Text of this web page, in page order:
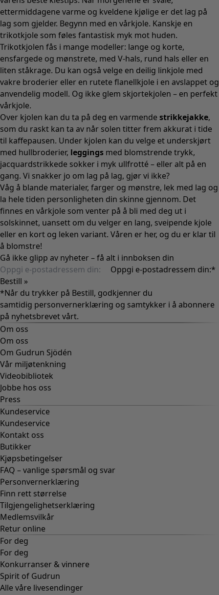
ettermiddagene varme og kveldene kjølige er det lag på
lag som gjelder. Begynn med en vårkjole. Kanskje en
trikotkjole som føles fantastisk myk mot huden.
Trikotkjolen fås i mange modeller: lange og korte,
ensfargede og mønstrete, med V-hals, rund hals eller en
liten ståkrage. Du kan også velge en deilig linkjole med
vakre broderier eller en rutete flanellkjole i en avslappet og
anvendelig modell. Og ikke glem skjortekjolen – en perfekt
vårkjole.
Over kjolen kan du ta på deg en varmende strikkejakke,
som du raskt kan ta av når solen titter frem akkurat i tide
til kaffepausen. Under kjolen kan du velge et underskjørt
med hullbroderier, leggings med blomstrende trykk,
jacquardstrikkede sokker i myk ullfrotté – eller alt på en
gang. Vi snakker jo om lag på lag, gjør vi ikke?
Våg å blande materialer, farger og mønstre, lek med lag og
la hele tiden personligheten din skinne gjennom. Det
finnes en vårkjole som venter på å bli med deg ut i
solskinnet, uansett om du velger en lang, sveipende kjole
eller en kort og leken variant. Våren er her, og du er klar til
å blomstre!
Gå ikke glipp av nyheter – få alt i innboksen din
Oppgi e-postadressem din:*
Bestill »
*Når du trykker på Bestill, godkjenner du
samtidig personvernerklæring og samtykker i å abonnere
på nyhetsbrevet vårt.
Om oss
Om oss
Om Gudrun Sjödén
Vår miljøtenkning
Videobibliotek
Jobbe hos oss
Press
Kundeservice
Kundeservice
Kontakt oss
Butikker
Kjøpsbetingelser
FAQ – vanlige spørsmål og svar
Personvernerklæring
Finn rett størrelse
Tilgjengelighetserklæring
Medlemsvilkår
Retur online
For deg
For deg
Konkurranser & vinnere
Spirit of Gudrun
Alle våre livesendinger